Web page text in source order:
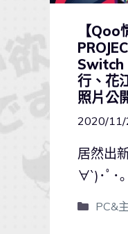
【
Switch
行、花
照片公
2020/11/
居然出
∀`)･ﾟ･｡
PC&